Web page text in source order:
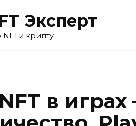
Эксперт
крипту
в